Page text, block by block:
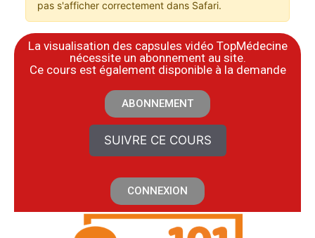
pas s'afficher correctement dans Safari.
La visualisation des capsules vidéo TopMédecine
nécessite un abonnement au site.
​Ce cours est également disponible à la demande
ABONNEMENT
SUIVRE CE COURS
CONNEXION